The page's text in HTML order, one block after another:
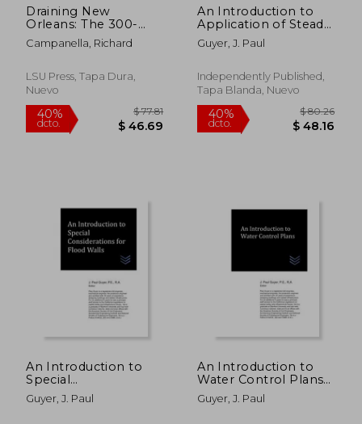
45%
dcto.
45%
dcto. $
Draining New
Orleans: The 300-
Year Quest to
Dewater the Crescent
Campanella, Richard
LSU Press, Tapa Dura,
Nuevo
An Introduction to
Application of Steady
Flow Models of Rivers
(en Inglés)
Guyer, J. Paul
Independently Published,
Tapa Blanda, Nuevo
An Introduction to
Special
Considerations for
Flood Walls (en
Guyer, J. Paul
An Introduction to
Water Control Plans
(en Inglés)
Guyer, J. Paul